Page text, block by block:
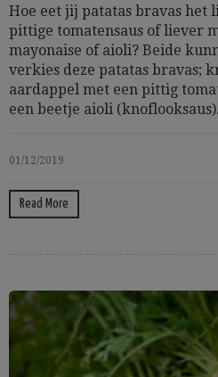
Hoe eet jij patatas bravas het
pittige tomatensaus of liever
mayonaise of aioli? Beide
verkies deze patatas bravas;
aardappel met een pittig
een beetje aioli
01/12/2019
Read More